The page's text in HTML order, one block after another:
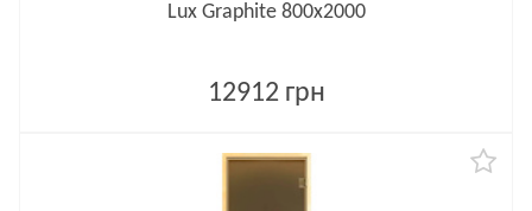
Lux Graphite 800х2000
12912 грн